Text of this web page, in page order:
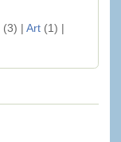
(3) | Art(1) |